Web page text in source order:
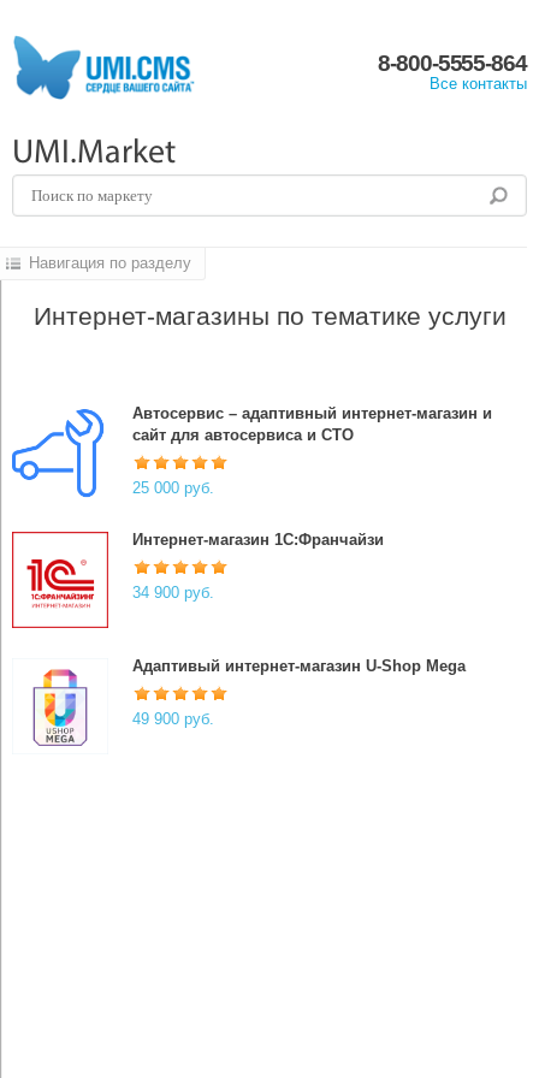
8-800-5555-864
Все контакты
UMI.Market
Навигация по разделу
Интернет-магазины по тематике услуги
Автосервис – адаптивный интернет-магазин и
сайт для автосервиса и СТО
25 000 руб.
Интернет-магазин 1С:Франчайзи
34 900 руб.
Адаптивый интернет-магазин U-Shop Mega
49 900 руб.